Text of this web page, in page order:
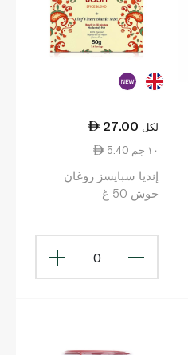
27.00 لكل
5.40 ١٠ جم
إنديا سبايسز روغان
جوش 50 غ
0